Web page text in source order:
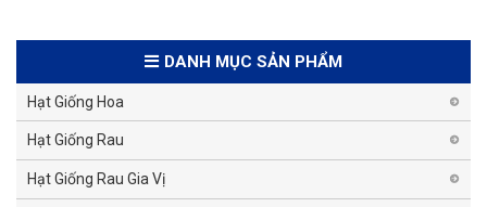
DANH MỤC SẢN PHẨM
Hạt Giống Hoa
Hạt Giống Rau
Hạt Giống Rau Gia Vị